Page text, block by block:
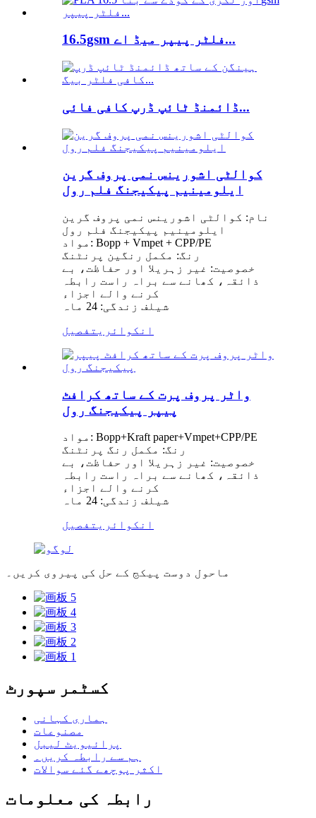
16.5gsm فلٹر پیپر میڈ اے...
ڈائمنڈ ٹائپ ڈرپ کافی فائی...
کوالٹی اشورینس نمی پروف گرین
ایلومینیم پیکیجنگ فلم رول
نام: کوالٹی اشورینس نمی پروف گرین
ایلومینیم پیکیجنگ فلم رول
مواد: Bopp + Vmpet + CPP/PE
رنگ: مکمل رنگین پرنٹنگ
خصوصیت: غیر زہریلا اور حفاظت، بے
ذائقہ، کھانے سے براہ راست رابطہ
کرنے والے اجزاء
شیلف زندگی: 24 ماہ
انکوائری تفصیل
واٹر پروف پرت کے ساتھ کرافٹ
پیپر پیکیجنگ رول
مواد: Bopp+Kraft paper+Vmpet+CPP/PE
رنگ: مکمل رنگ پرنٹنگ
خصوصیت: غیر زہریلا اور حفاظت، بے
ذائقہ، کھانے سے براہ راست رابطہ
کرنے والے اجزاء
شیلف زندگی: 24 ماہ
انکوائریتفصیل
ماحول دوست پیکج کے حل کی پیروی کریں۔
کسٹمر سپورٹ
ہماری کہانی
مصنوعات
پرائیویٹ لیبل
ہم سے رابطہ کریں۔
اکثر پوچھے گئے سوالات
رابطہ کی معلومات